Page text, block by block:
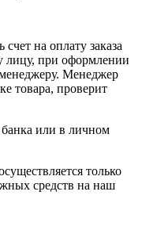
на оплату заказа
лицу, при оформлении
Менеджер
товара, проверит
или в личном
только
средств на наш